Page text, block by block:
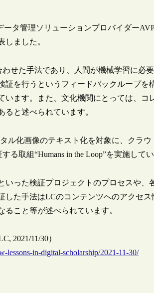
タ管理ソリューションプロバイダー
しました。
せた手法であり、人間が機械学習に必
を行うというフィードバックループを
ます。また、文化機関にとっては、コ
と述べられています。
ル化画像のテキスト化を対象に、クラウ
る取組“Humans in the Loop”を実施してい
った検証プロジェクトのプロセスや、
た手法はLCのコンテンツへのアクセ
こと等が述べられています。
2021/11/30）
lessons-in-digital-scholarship/2021-11-30/